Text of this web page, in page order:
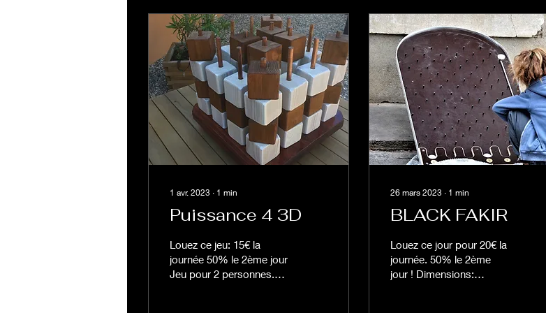
1 avr. 2023 ∙ 1 min
Puissance 4 3D
Louez ce jeu: 15€ la
journée 50% le 2ème jour
Jeu pour 2 personnes.
26 mars 2023 ∙ 1 min
BLACK FAKIR
Louez ce jour pour 20€ la
journée. 50% le 2ème
jour ! Dimensions: